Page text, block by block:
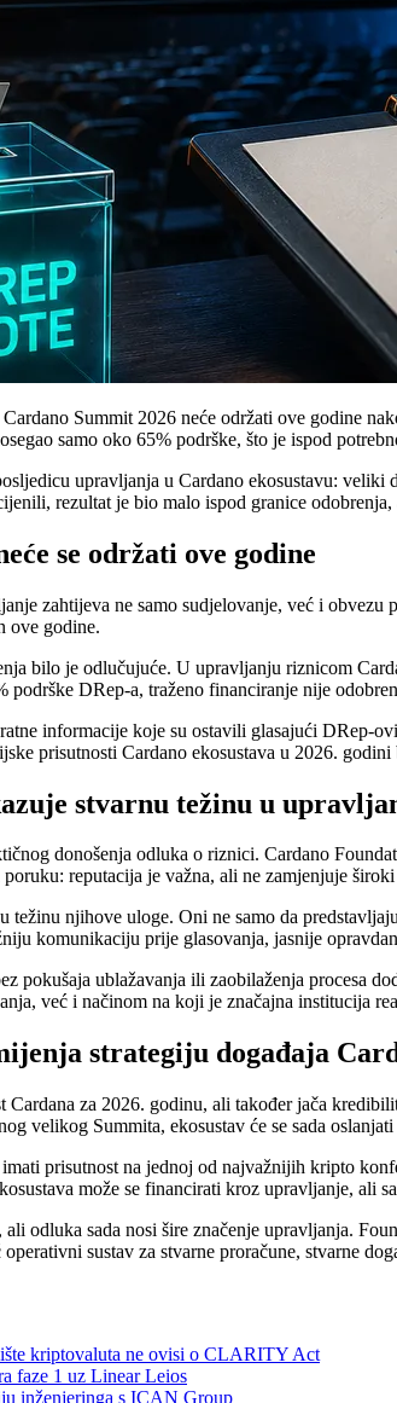
Summit 2026 neće održati ove godine
samo oko 65% podrške, što je ispod
upravljanja u Cardano ekosustavu:
rezultat je bio malo ispod granice
se održati ove godine
zahtijeva ne samo sudjelovanje, već i
ove godine.
bilo je odlučujuće. U upravljanju riznicom
podrške DRep-a, traženo financiranje nije
informacije koje su ostavili glasajući DRep-
prisutnosti Cardano ekosustava u 2026.
stvarnu težinu u
donošenja odluka o riznici. Cardano
reputacija je važna, ali ne zamjenjuje široki
težinu njihove uloge. Oni ne samo da
komunikaciju prije glasovanja, jasnije
pokušaja ublažavanja ili zaobilaženja procesa
već i načinom na koji je značajna institucija
strategiju događaja
za 2026. godinu, ali također jača
velikog Summita, ekosustav će se sada
prisutnost na jednoj od najvažnijih kripto
može se financirati kroz upravljanje, ali
ali odluka sada nosi šire značenje upravljanja.
sustav za stvarne proračune, stvarne
kriptovaluta ne ovisi o CLARITY Act
faze 1 uz Linear Leios
inženjeringa s ICAN Group